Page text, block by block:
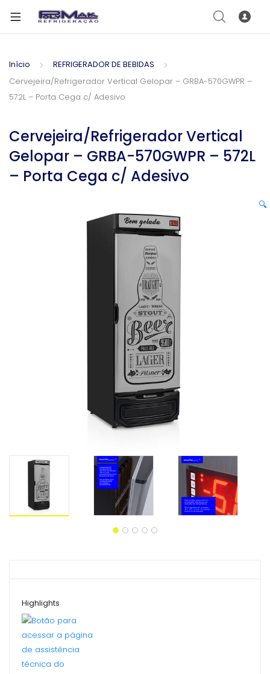
Início
REFRIGERADOR DE BEBIDAS
Cervejeira/Refrigerador Vertical Gelopar – GRBA-570GWPR –
572L – Porta Cega c/ Adesivo
Cervejeira/Refrigerador Vertical
Gelopar – GRBA-570GWPR – 572L
– Porta Cega c/ Adesivo
🔍
Highlights